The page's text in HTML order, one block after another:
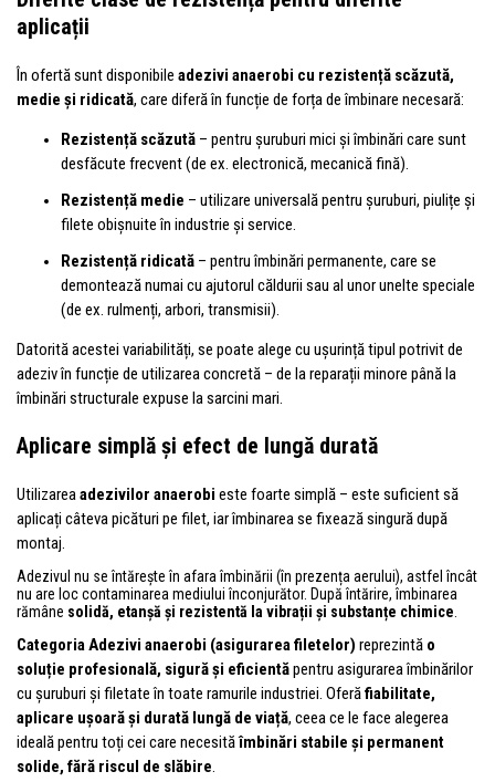
aplicații
În ofertă sunt disponibile adezivi anaerobi cu rezistență scăzută,
medie și ridicată, care diferă în funcție de forța de îmbinare necesară:
Rezistență scăzută – pentru șuruburi mici și îmbinări care sunt
desfăcute frecvent (de ex. electronică, mecanică fină).
Rezistență medie – utilizare universală pentru șuruburi, piulițe și
filete obișnuite în industrie și service.
Rezistență ridicată – pentru îmbinări permanente, care se
demontează numai cu ajutorul căldurii sau al unor unelte speciale
(de ex. rulmenți, arbori, transmisii).
Datorită acestei variabilități, se poate alege cu ușurință tipul potrivit de
adeziv în funcție de utilizarea concretă – de la reparații minore până la
îmbinări structurale expuse la sarcini mari.
Aplicare simplă și efect de lungă durată
Utilizareaadezivilor anaerobi este foarte simplă – este suficient să
aplicați câteva picături pe filet, iar îmbinarea se fixează singură după
montaj.
Adezivul nu se întărește în afara îmbinării (în prezența aerului), astfel încât
nu are loc contaminarea mediului înconjurător. După întărire, îmbinarea
rămâne solidă, etanșă și rezistentă la vibrații și substanțe chimice
Categoria Adezivi anaerobi (asigurarea filetelor) reprezintă o
soluție profesională, sigură și eficientăpentru asigurarea îmbinărilor
cu șuruburi și filetate în toate ramurile industriei. Oferăfiabilitate,
aplicare ușoară și durată lungă de viață, ceea ce le face alegerea
ideală pentru toți cei care necesităîmbinări stabile și permanent
solide, fără riscul de slăbire.